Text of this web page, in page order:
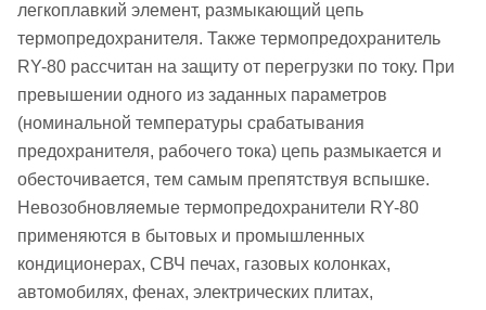
легкоплавкий элемент, размыкающий цепь
термопредохранителя. Также термопредохранитель
RY-80 рассчитан на защиту от перегрузки по току. При
превышении одного из заданных параметров
(номинальной температуры срабатывания
предохранителя, рабочего тока) цепь размыкается и
обесточивается, тем самым препятствуя вспышке.
Невозобновляемые термопредохранители RY-80
применяются в бытовых и промышленных
кондиционерах, СВЧ печах, газовых колонках,
автомобилях, фенах, электрических плитах,